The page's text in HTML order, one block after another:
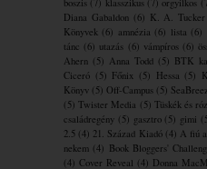
Diana Gabaldon (6) K. A. Tucker
Könyvek (6) amnézia (6) lista (6)
tánc (6) utazás (6) vámpíros (6)
Ahern (5) Anna Todd (5) BTK
Ciceró (5) Főnix (5) Hessa (5)
Könyv (5) Off-Campus (5)
(5) Twister Media (5) Tüskék és
családregény (5) gasztro (5) gimi
2.5 (4) 21. Század Kiadó (4) A fiú
nekem (4) Book Bloggers'
(4) Cover Reveal (4) Donna